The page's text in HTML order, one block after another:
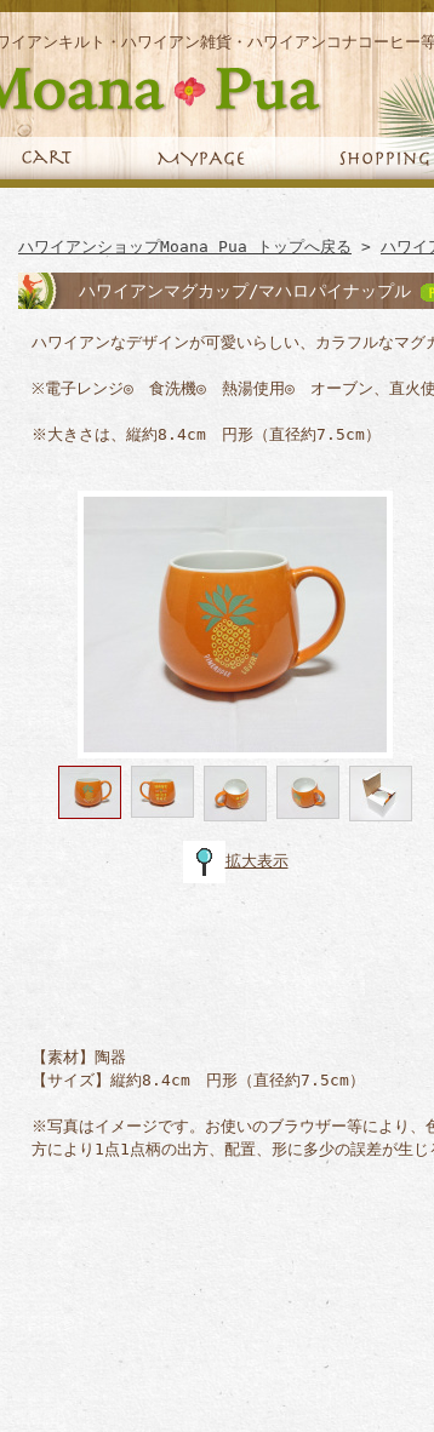
イアンキルト・ハワイアン雑貨・ハワイアンコナコーヒー
ハワイアンショップMoana Pua トップへ戻る > ハワイ
ハワイアンマグカップ/マハロパイナップル
ハワイアンなデザインが可愛いらしい、カラフルなマグ
※電子レンジ◎ 食洗機◎ 熱湯使用◎ オーブン、直火
※大きさは、縦約8.4cm 円形（直径約7.5cm）
拡大表示
【素材】陶器
【サイズ】縦約8.4cm 円形（直径約7.5cm）
※写真はイメージです。お使いのブラウザー等により、
方により1点1点柄の出方、配置、形に多少の誤差が生じ